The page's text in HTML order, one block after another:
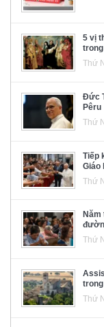
5 vị
Thứ
Đức
Pêru
Thứ
Tiếp
Giáo
Thứ
Thứ
Thứ